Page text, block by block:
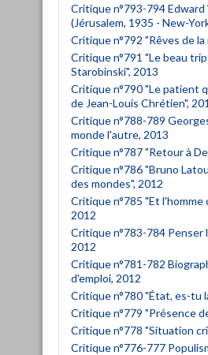
Critique n°793-794 Edward
(Jérusalem, 1935 - New-
Critique n°792 "Rêves de la
Critique n°791 "Le beau
Starobinski", 2013
Critique n°790 "Le patient
de Jean-Louis Chrétien",
Critique n°788-789
monde l'autre, 2013
Critique n°787 "Retour à
Critique n°786 "Bruno
des mondes", 2012
Critique n°785 "Et l'homme
2012
Critique n°783-784 Penser
2012
Critique n°781-782
d'emploi, 2012
Critique n°780 "État, es-tu
Critique n°779 "Présence
Critique n°778 "Situation
Critique n°776-777